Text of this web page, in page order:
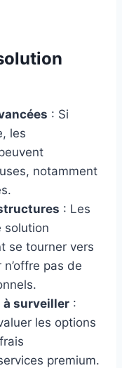
: Si
les
notamment
: Les
solution
se tourner vers
pas de
surveiller :
les options
premium.